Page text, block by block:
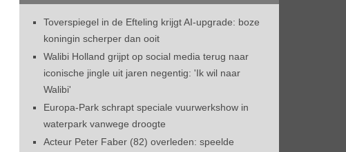
Toverspiegel in de Efteling krijgt AI-upgrade: boze
koningin scherper dan ooit
Walibi Holland grijpt op social media terug naar
iconische jingle uit jaren negentig: 'Ik wil naar
Walibi'
Europa-Park schrapt speciale vuurwerkshow in
waterpark vanwege droogte
Acteur Peter Faber (82) overleden: speelde